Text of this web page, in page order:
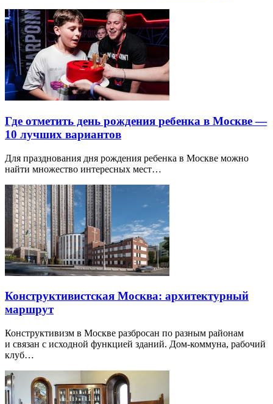
Где отметить день рождения ребенка в Москве —
10 лучших вариантов
Для празднования дня рождения ребенка в Москве можно
найти множество интересных мест…
Конструктивистская Москва: архитектурный
маршрут
Конструктивизм в Москве разбросан по разным районам
и связан с исходной функцией зданий. Дом-коммуна, рабочий
клуб…